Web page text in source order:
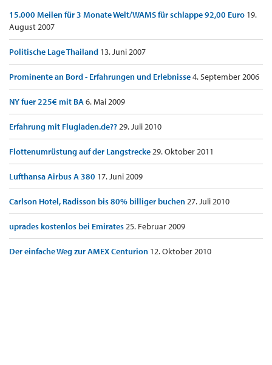
15.000 Meilen für 3 Monate Welt/WAMS für schlappe 92,00 Euro 19.
August 2007
Politische Lage Thailand 13. Juni 2007
Prominente an Bord - Erfahrungen und Erlebnisse4. September 2006
NY fuer 225€ mit BA6. Mai 2009
Erfahrung mit Flugladen.de??29. Juli 2010
Flottenumrüstung auf der Langstrecke29. Oktober 2011
Lufthansa Airbus A 380 17. Juni 2009
Carlson Hotel, Radisson bis 80% billiger buchen27. Juli 2010
uprades kostenlos bei Emirates25. Februar 2009
Der einfache Weg zur AMEX Centurion 12. Oktober 2010